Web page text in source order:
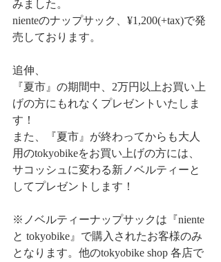
みました。
nienteのナップサック、¥1,200(+tax)で発
売しております。
追伸、
『夏市』の期間中、2万円以上お買い上
げの方にもれなくプレゼントいたしま
す！
また、『夏市』が終わってからも大人
用のtokyobikeをお買い上げの方には、
サコッシュに変わる新ノベルティーと
してプレゼントします！
※ノベルティーナップサックは『niente
と tokyobike』で購入されたお客様のみ
となります。他のtokyobike shop 各店で